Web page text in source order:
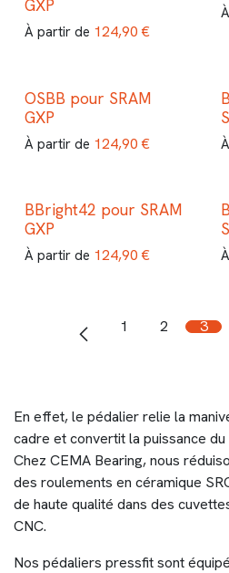
GXP
À partir de 124,90 €
OSBB pour SRAM
GXP
À partir de 124,90 €
BBright42 pour SRAM
GXP
À partir de 124,90 €
1 2 3
En effet, le pédalier relie la
cadre et convertit la puissance
Chez CEMA Bearing, nous
des roulements en céramique
de haute qualité dans des
CNC.
Nos pédaliers pressfit sont